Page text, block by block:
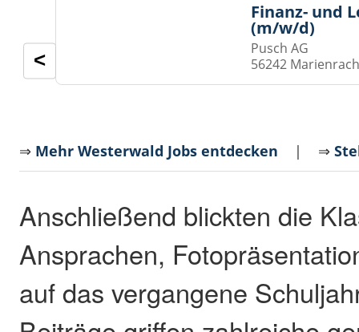
Finanz- und
(m/w/d)
Pusch AG
56242
<
⇒ Mehr Westerwald Jobs entdecken | ⇒
Anschließend blickten die
Ansprachen,
auf das vergangene